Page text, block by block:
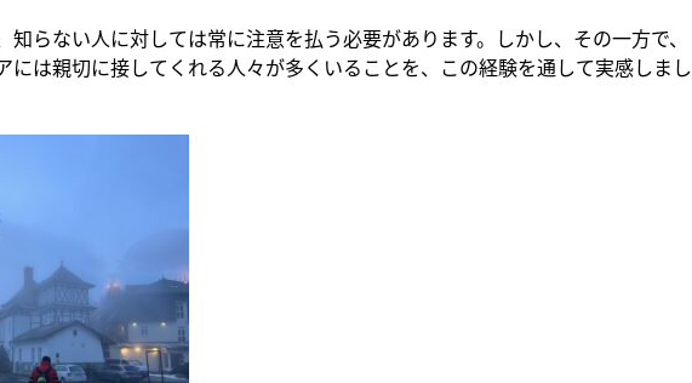
知らない人に対しては常に注意を払う必要があります。しかし、その一方で、
には親切に接してくれる人々が多くいることを、この経験を通して実感しまし